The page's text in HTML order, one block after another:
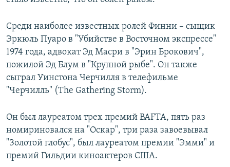
Среди наиболее известных ролей Финни – сыщик
Эркюль Пуаро в "Убийстве в Восточном экспрессе"
1974 года, адвокат Эд Масри в "Эрин Брокович",
пожилой Эд Блум в "Крупной рыбе". Он также
сыграл Уинстона Черчилля в телефильме
"Черчилль" (The Gathering Storm).
Он был лауреатом трех премий BAFTA, пять раз
номириновался на "Оскар", три раза завоевывал
"Золотой глобус", был лауреатом премии "Эмми" и
премий Гильдии киноактеров США.